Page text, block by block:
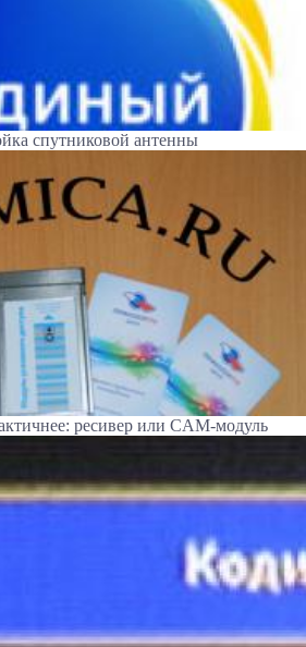
спутниковой антенны
ресивер или CAM-модуль